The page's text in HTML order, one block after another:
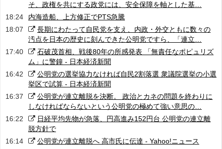
そ、政権を共にする政党には、安全保障を軸とした基…
18:24
内海造船、上方修正でPTS急騰
18:07
長期にわたって自民党を支え、内政・外交ともに数々の
汚点を日本の歴史に刻んできた公明党ですら、「連立…
17:40
石破茂首相、戦後80年の所感発表 「無責任なポピュリズ
ム」に警鐘 - 日本経済新聞
16:42
公明党の選挙協力なければ自民2割落選 衆議院選挙の小選
挙区で試算 - 日本経済新聞
16:37
公明党が連立離脱を決断。 政治とカネの問題を終わりに
しなければならないという公明党の極めて強い意思の…
16:22
日経平均先物が急落、円高進み152円台 公明党の連立離
脱方針で
16:14
公明党が連立離脱へ 高市氏に伝達 - Yahoo!ニュース